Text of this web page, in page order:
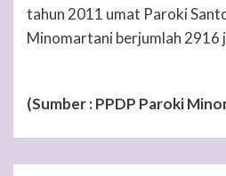
tahun 2011 umat Paroki
Minomartani berjumlah 2916
(Sumber : PPDP Paroki